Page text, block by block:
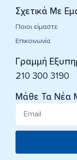
Σχετικά Με
Ποιοι είμαστε
Επικοινωνία
Γραμμή
210 300 3190
Μάθε Τα Νέα